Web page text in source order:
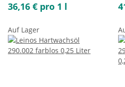
36,16 € pro 1 l
Auf Lager